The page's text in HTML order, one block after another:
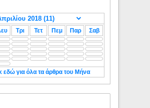
Τρι Τετ Πεμ Παρ Σαβ
εδώ για όλα τα άρθρα του Μήνα